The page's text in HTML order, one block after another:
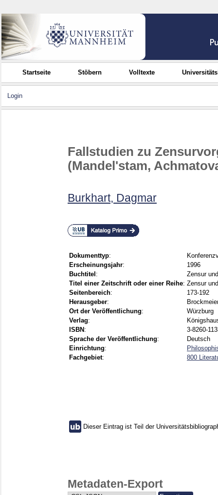
Startseite Stöbern Volltexte
Login
Fallstudien zu
(Mandel'stam,
Burkhart, Dagmar
Dokumenttyp:
Erscheinungsjahr:
1996
Buchtitel :
Zensur
Titel einer Zeitschrift oder einer Reihe: Zensur
Seitenbereich:
173-192
Herausgeber:
Ort der Veröffentlichung:
Würzburg
Verlag:
ISBN :
3-8260-
Sprache der Veröffentlichung:
Deutsch
Einrichtung:
Fachgebiet: 800
Dieser Eintrag ist Teil der
Metadaten-Export